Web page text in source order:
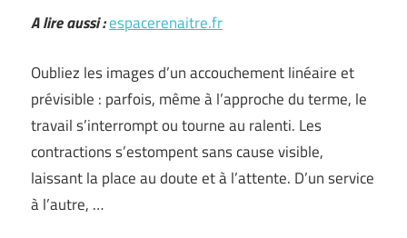
A lire aussi :espacerenaitre.fr
Oubliez les images d’un accouchement linéaire et
prévisible : parfois, même à l’approche du terme, le
travail s’interrompt ou tourne au ralenti. Les
contractions s’estompent sans cause visible,
laissant la place au doute et à l’attente. D’un service
à l’autre, …